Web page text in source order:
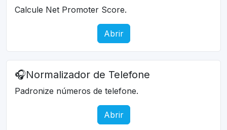
Calcule Net Promoter Score.
Abrir
🎧Normalizador de Telefone
Padronize números de telefone.
Abrir